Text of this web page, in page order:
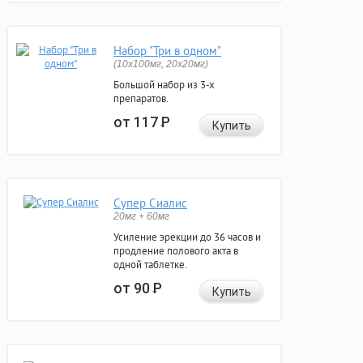
Набор "Три в одном"
(10x100мг, 20x20мг)
Большой набор из 3-х
препаратов.
от 117Р Купить
Супер Сиалис
20мг + 60мг
Усиление эрекции до 36 часов и
продление полового акта в
одной таблетке.
от 90Р Купить